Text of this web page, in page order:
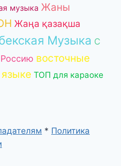
музыка Жаны
Жаңа қазақша
Музыка С
восточные
ТОП для караоке
* Политика